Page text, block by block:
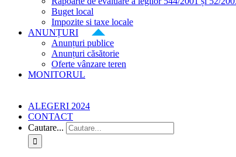
Buget local
Impozite si taxe locale
ANUNȚURI
Anunțuri publice
Anunțuri căsătorie
Oferte vânzare teren
MONITORUL
ALEGERI 2024
CONTACT
Cautare...